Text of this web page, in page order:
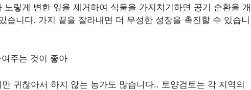
랗게 변한 잎을 제거하여 식물을 가지치기하면 공기 순환을 개
습니다. 가지 끝을 잘라내면 더 무성한 성장을 촉진할 수 있습니
주는 것이 좋아
귀찮아서 하지 않는 농가도 많습니다.. 토양검토는 각 지역의